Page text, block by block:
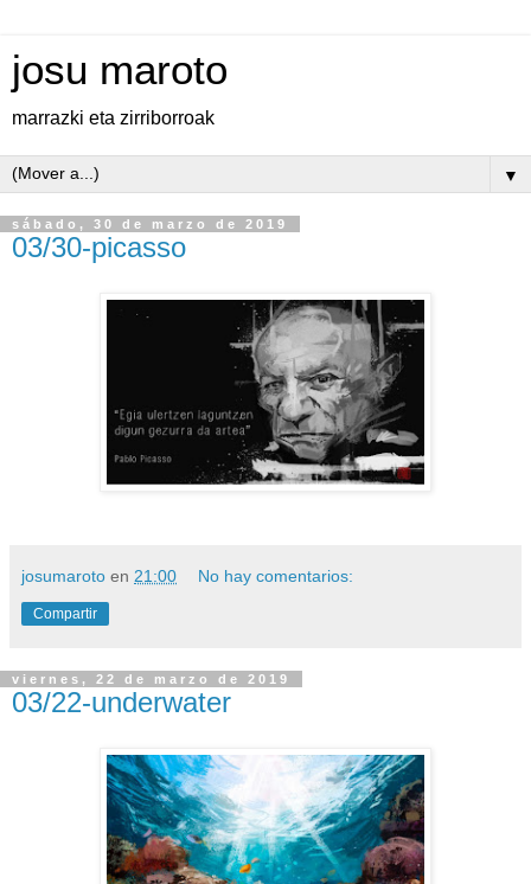
josu maroto
marrazki eta zirriborroak
▼
sábado, 30 de marzo de 2019
03/30-picasso
josumaroto en 21:00 No hay comentarios:
Compartir
viernes, 22 de marzo de 2019
03/22-underwater